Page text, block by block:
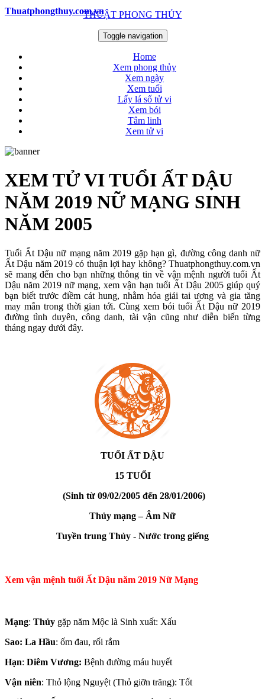
THUẬT PHONG THỦY
Thuatphongthuy.com.vn
Toggle navigation
Home
Xem phong thủy
Xem ngày
Xem tuổi
Lấy lá số tử vi
Xem bói
Tâm linh
Xem tử vi
XEM TỬ VI TUỔI ẤT DẬU
NĂM 2019 NỮ MẠNG SINH
NĂM 2005
Tuổi Ất Dậu nữ mạng năm 2019 gặp hạn gì, đường công danh nữ
Ất Dậu năm 2019 có thuận lợi hay không? Thuatphongthuy.com.vn
sẽ mang đến cho bạn những thông tin về vận mệnh người tuổi Ất
Dậu năm 2019 nữ mạng, xem vận hạn tuổi Ất Dậu 2005 giúp quý
bạn biết trước điềm cát hung, nhằm hóa giải tai ương và gia tăng
may mắn trong thời gian tới. Cùng xem bói tuổi Ất Dậu nữ 2019
đường tình duyên, công danh, tài vận cũng như diễn biến từng
tháng ngay dưới đây.
TUỔI ẤT DẬU
15 TUỔI
(Sinh từ 09/02/2005 đến 28/01/2006)
Thủy mạng – Âm Nữ
Tuyền trung Thủy - Nước trong giếng
Xem vận mệnh tuổi Ất Dậu năm 2019 Nữ Mạng
Mạng: Thủy gặp năm Mộc là Sinh xuất: Xấu
Sao: La Hầu: ốm đau, rối rắm
Hạn: Diêm Vương: Bệnh đường máu huyết
Vận niên: Thỏ lộng Nguyệt (Thỏ giỡn trăng): Tốt